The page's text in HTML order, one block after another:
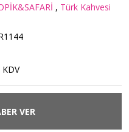
, Türk Kahvesi
VER